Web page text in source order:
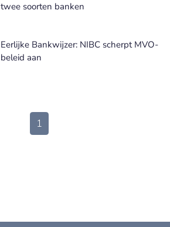
twee soorten banken
Eerlijke Bankwijzer: NIBC scherpt MVO-
beleid aan
1